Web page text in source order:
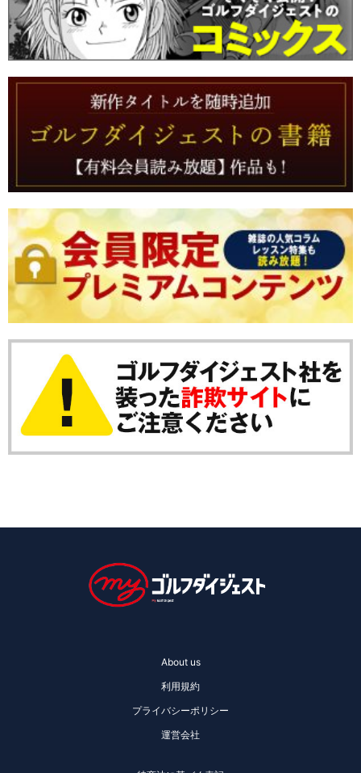
About us
利用規約
プライバシーポリシー
運営会社